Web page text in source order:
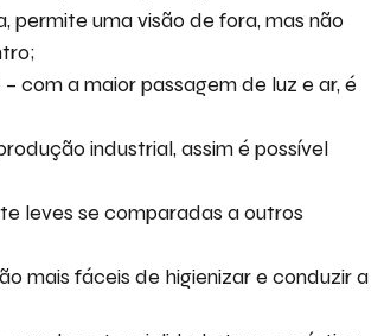
uma visão de fora, mas não
com a maior passagem de luz e ar, é
industrial, assim é possível
leves se comparadas a outros
mais fáceis de higienizar e conduzir a